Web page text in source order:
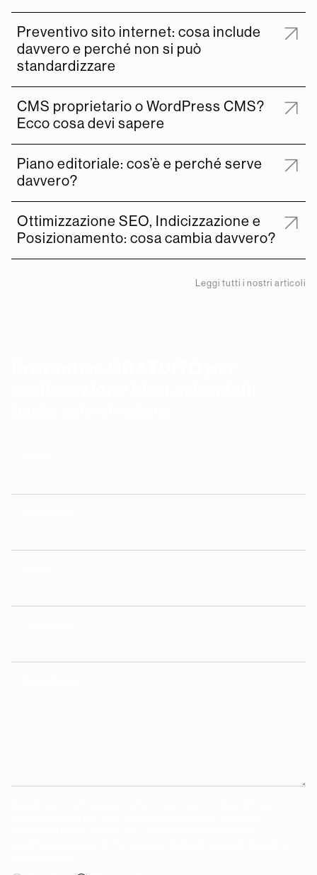
Preventivo sito internet: cosa include
davvero e perché non si può
standardizzare
CMS proprietario o WordPress CMS?
Ecco cosa devi sapere
Piano editoriale: cos’è e perché serve
davvero?
Ottimizzazione SEO, Indicizzazione e
Posizionamento: cosa cambia davvero?
Leggi tutti i nostri articoli